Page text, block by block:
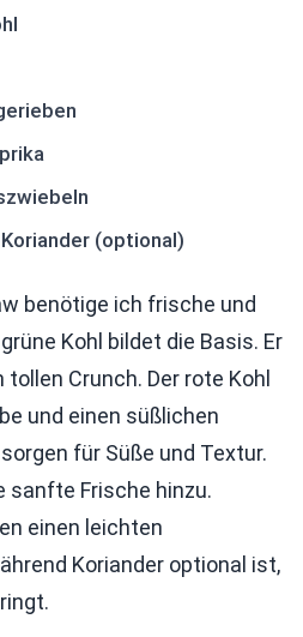
(optional)
benötige ich frische und
Kohl bildet die Basis. Er
Crunch. Der rote Kohl
und einen süßlichen
für Süße und Textur.
sanfte Frische hinzu.
einen leichten
Koriander optional ist,